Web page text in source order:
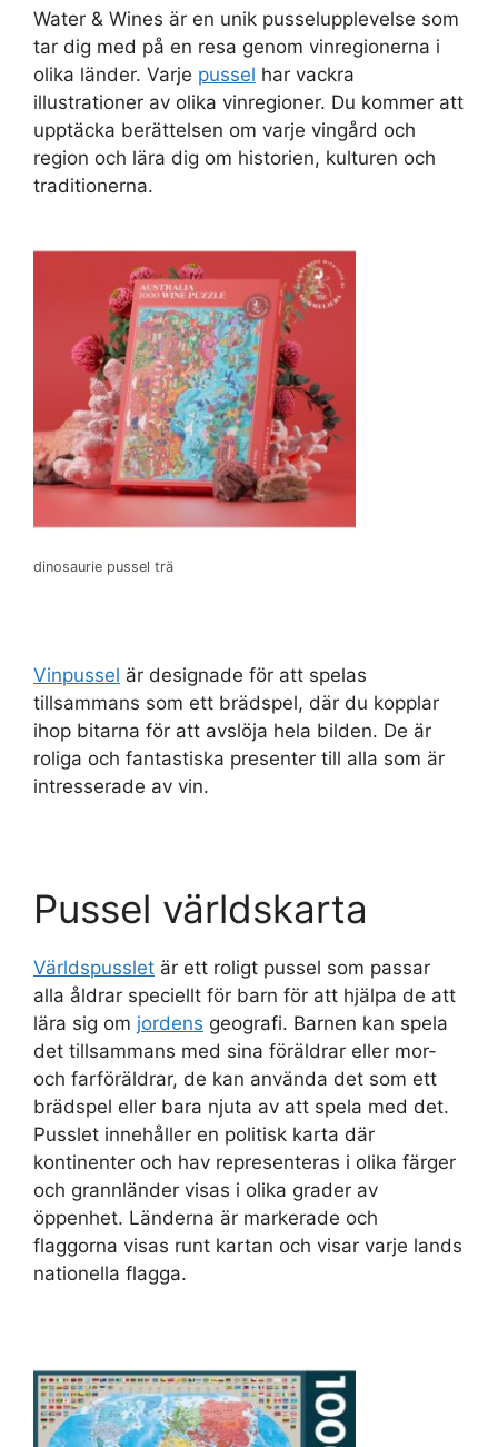
Water & Wines är en unik pusselupplevelse som
tar dig med på en resa genom vinregionerna i
olika länder. Varje pussel har vackra
illustrationer av olika vinregioner. Du kommer att
upptäcka berättelsen om varje vingård och
region och lära dig om historien, kulturen och
traditionerna.
dinosaurie pussel trä
Vinpussel är designade för att spelas
tillsammans som ett brädspel, där du kopplar
ihop bitarna för att avslöja hela bilden. De är
roliga och fantastiska presenter till alla som är
intresserade av vin.
Pussel världskarta
Världspusslet är ett roligt pussel som passar
alla åldrar speciellt för barn för att hjälpa de att
lära sig om jordens geografi. Barnen kan spela
det tillsammans med sina föräldrar eller mor-
och farföräldrar, de kan använda det som ett
brädspel eller bara njuta av att spela med det.
Pusslet innehåller en politisk karta där
kontinenter och hav representeras i olika färger
och grannländer visas i olika grader av
öppenhet. Länderna är markerade och
flaggorna visas runt kartan och visar varje lands
nationella flagga.